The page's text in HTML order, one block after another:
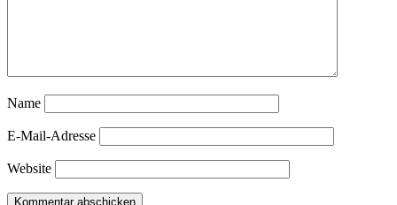
Name
E-Mail-Adresse
Website